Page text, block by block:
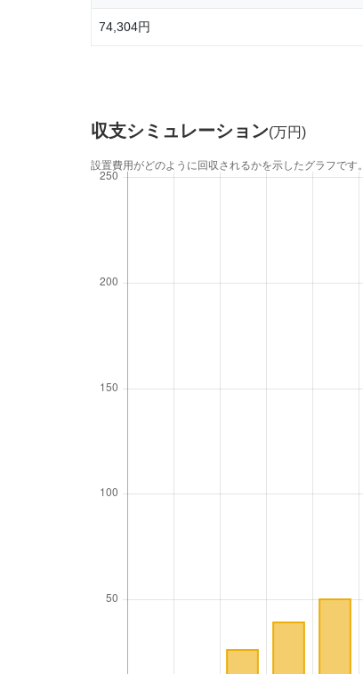
74,304円
収支シミュレーション(万円)
設置費用がどのように回収されるかを示したグラフです。